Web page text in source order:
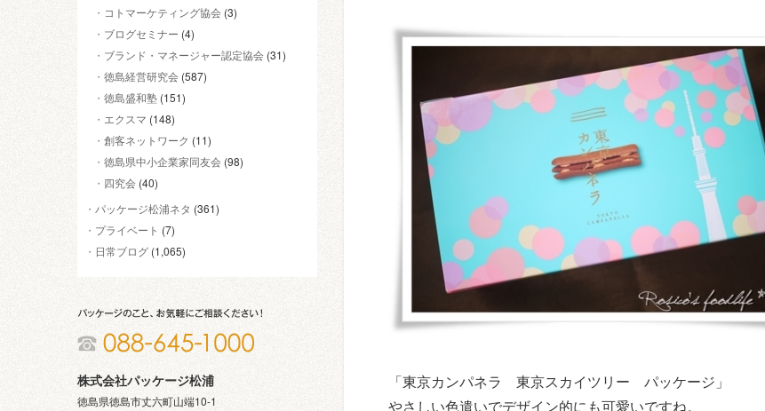
コトマーケティング協会 (3)
ブログセミナー (4)
ブランド・マネージャー認定協会 (31)
徳島経営研究会 (587)
徳島盛和塾 (151)
エクスマ (148)
創客ネットワーク (11)
徳島県中小企業家同友会 (98)
四究会 (40)
パッケージ松浦ネタ (361)
プライベート (7)
日常ブログ (1,065)
株式会社パッケージ松浦
徳島県徳島市丈六町山端10-1
「東京カンパネラ 東京スカイツリー パッケージ」
やさしい色遣いでデザイン的にも可愛いですね。